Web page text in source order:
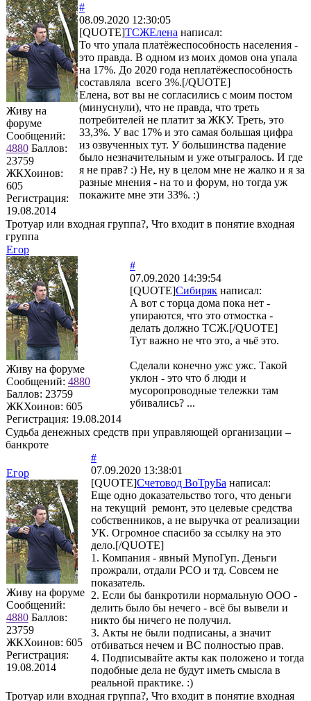
Живу на
форуме
Сообщений:
4880 Баллов:
23759
ЖКХоинов:
605
Регистрация:
19.08.2014
#
08.09.2020 12:30:05
[QUOTE]ТСЖЕлена написал:
То что упала платёжеспособность населения -
это правда. В одном из моих домов она упала
на 17%. До 2020 года неплатёжеспособность
составляла всего 3%.[/QUOTE]
Елена, вот вы не согласились с моим постом
(минуснули), что не правда, что треть
потребителей не платит за ЖКУ. Треть, это
33,3%. У вас 17% и это самая большая цифра
из озвученных тут. У большинства падение
было незначительным и уже отыгралось. И где
я не прав? :) Не, ну в целом мне не жалко и я за
разные мнения - на то и форум, но тогда уж
покажите мне эти 33%. :)
Тротуар или входная группа?, Что входит в понятие входная
группа
Егор
Живу на форуме
Сообщений: 4880
Баллов: 23759
ЖКХоинов: 605
Регистрация: 19.08.2014
#
07.09.2020 14:39:54
[QUOTE]Сибиряк написал:
А вот с торца дома пока нет -
упираются, что это отмостка -
делать должно ТСЖ.[/QUOTE]
Тут важно не что это, а чьё это.
Сделали конечно ужс ужс. Такой
уклон - это что б люди и
мусоропроводные тележки там
убивались? ...
Судьба денежных средств при управляющей организации –
банкроте
Егор
Живу на форуме
Сообщений:
4880 Баллов:
23759
ЖКХоинов: 605
Регистрация:
19.08.2014
#
07.09.2020 13:38:01
[QUOTE]Счетовод ВоТруБа написал:
Еще одно доказательство того, что деньги
на текущий ремонт, это целевые средства
собственников, а не выручка от реализации
УК. Огромное спасибо за ссылку на это
дело.[/QUOTE]
1. Компания - явный МупоГуп. Деньги
прожрали, отдали РСО и тд. Совсем не
показатель.
2. Если бы банкротили нормальную ООО -
делить было бы нечего - всё бы вывели и
никто бы ничего не получил.
3. Акты не были подписаны, а значит
отбиваться нечем и ВС полностью прав.
4. Подписывайте акты как положено и тогда
подобные дела не будут иметь смысла в
реальной практике. :)
Тротуар или входная группа?, Что входит в понятие входная